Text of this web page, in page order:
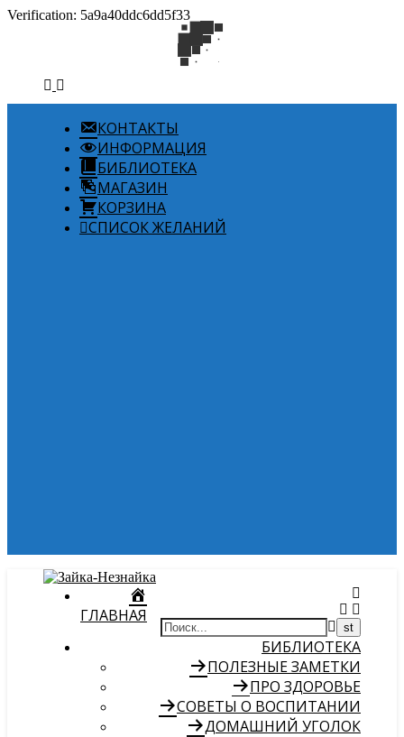
Verification: 5a9a40ddc6dd5f33
КОНТАКТЫ
ИНФОРМАЦИЯ
БИБЛИОТЕКА
МАГАЗИН
КОРЗИНА
СПИСОК ЖЕЛАНИЙ
ГЛАВНАЯ
БИБЛИОТЕКА
ПОЛЕЗНЫЕ ЗАМЕТКИ
ПРО ЗДОРОВЬЕ
СОВЕТЫ О ВОСПИТАНИИ
ДОМАШНИЙ УГОЛОК